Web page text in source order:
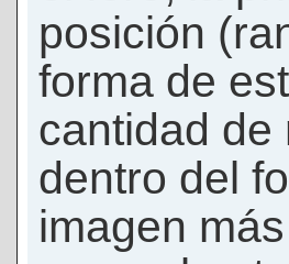
posición
forma de
cantidad de
dentro del
imagen